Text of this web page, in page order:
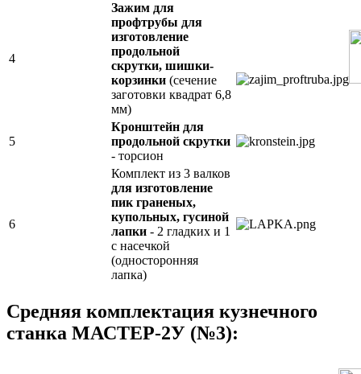
4
Зажим для
профтрубы для
изготовление
продольной
скрутки, шишки-
корзинки (сечение
заготовки квадрат 6,8
мм)
5
Кронштейн для
продольной скрутки
- торсион
6
Комплект из 3 валков
для изготовление
пик граненых,
купольных, гусиной
лапки - 2 гладких и 1
с насечкой
(односторонняя
лапка)
Средняя комплектация кузнечного
станка МАСТЕР-2У (№3):